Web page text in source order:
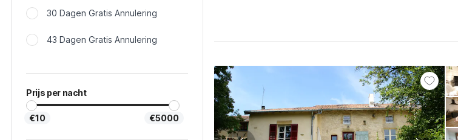
30 Dagen Gratis Annulering
43 Dagen Gratis Annulering
Prijs per nacht
€10 €5000